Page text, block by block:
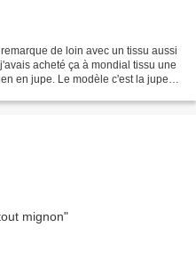
de loin avec un tissu aussi
acheté ça à mondial tissu une
en jupe. Le modèle c'est la jupe